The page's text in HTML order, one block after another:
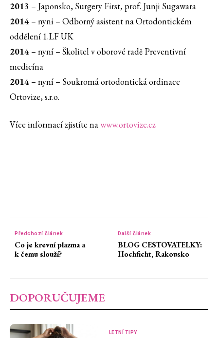
2013 – Japonsko, Surgery First, prof. Junji Sugawara
2014 – nyni – Odborný asistent na Ortodontickém
oddělení 1.LF UK
2014 – nyní – Školitel v oborové radě Preventivní
medicína
2014 – nyní – Soukromá ortodontická ordinace
Ortovize, s.r.o.
Více informací zjistíte nawww.ortovize.cz
Předchozí článek
Co je krevní plazma a
k čemu slouží?
Další článek
BLOG CESTOVATELKY:
Hochficht, Rakousko
DOPORUČUJEME
LETNÍ TIPY